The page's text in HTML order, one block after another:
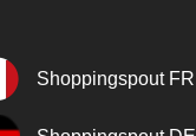
Shoppingspout FR